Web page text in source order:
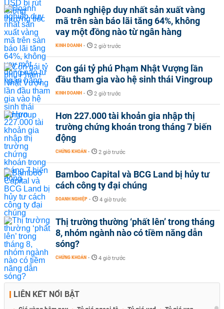
Doanh nghiệp duy nhất sản xuất vàng
mã trên sàn báo lãi tăng 64%, không
vay một đồng nào từ ngân hàng
KINH DOANH - 2 giờ trước
Con gái tỷ phú Phạm Nhật Vượng lần
đầu tham gia vào hệ sinh thái Vingroup
KINH DOANH - 2 giờ trước
Hơn 227.000 tài khoản gia nhập thị
trường chứng khoán trong tháng 7 biến
động
CHỨNG KHOÁN - 2 giờ trước
Bamboo Capital và BCG Land bị hủy tư
cách công ty đại chúng
DOANH NGHIỆP - 4 giờ trước
Thị trường thường ‘phất lên’ trong tháng
8, nhóm ngành nào có tiềm năng dẫn
sóng?
CHỨNG KHOÁN - 4 giờ trước
LIÊN KẾT NỔI BẬT